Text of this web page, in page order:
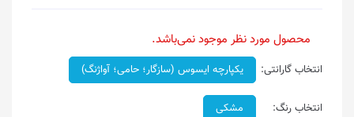
محصول مورد نظر موجود نمی‌باشد.
انتخاب گارانتی: یکپارچه ایسوس (سازگار؛ حامی؛ آواژنگ)
انتخاب رنگ: مشکی